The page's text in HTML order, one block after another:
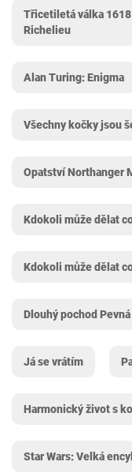
Třicetiletá válka
Richelieu
Alan Turing: Enigma
Všechny kočky jsou
Opatství Northanger
Kdokoli může dělat
Kdokoli může dělat
Dlouhý pochod
Já se vrátím
Harmonický život s
Star Wars: Velká